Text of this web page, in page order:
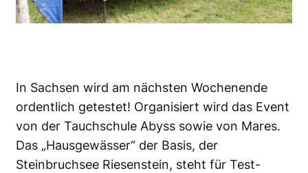
In Sachsen wird am nächsten Wochenende
ordentlich getestet! Organisiert wird das Event
von der Tauchschule Abyss sowie von Mares.
Das „Hausgewässer“ der Basis, der
Steinbruchsee Riesenstein, steht für Test-